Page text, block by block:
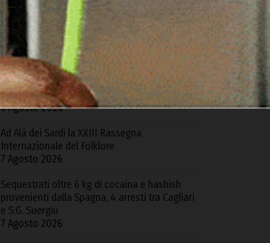
Olbia, a fuoco due furgoni e un deposito
8 Agosto 2026
Olbia. Controlli di GdiF e ADM all’aeroporto:
sequestrati sabbia e alimenti senza
certificazione
8 Agosto 2026
Ad Alà dei Sardi la XXIII Rassegna
Internazionale del Folklore
7 Agosto 2026
Sequestrati oltre 6 kg di cocaina e hashish
provenienti dalla Spagna, 4 arresti tra Cagliari
e S.G. Suergiu
7 Agosto 2026